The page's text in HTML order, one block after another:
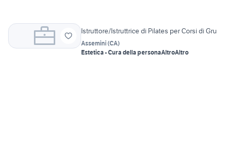
Istruttore/Istruttrice di Pilates per Corsi di Gru
Assemini(CA)
Estetica - Cura della personaAltroAltro